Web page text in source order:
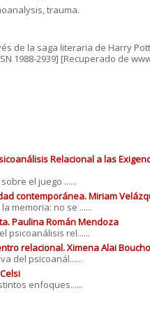
trauma.
de la saga literaria de Harry
1988-2939] [Recuperado de
Relacional a las
el juego ......
contemporánea. Miriam
memoria: no se ......
Paulina Román Mendoza
psicoanálisis rel......
relacional. Ximena Alai
del psicoanál......
enfoques......